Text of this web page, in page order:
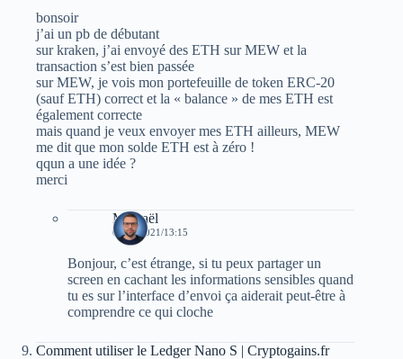
bonsoir
j’ai un pb de débutant
sur kraken, j’ai envoyé des ETH sur MEW et la
transaction s’est bien passée
sur MEW, je vois mon portefeuille de token ERC-20
(sauf ETH) correct et la « balance » de mes ETH est
également correcte
mais quand je veux envoyer mes ETH ailleurs, MEW
me dit que mon solde ETH est à zéro !
qqun a une idée ?
merci
Michaël
03/06/2021/13:15
Bonjour, c’est étrange, si tu peux partager un
screen en cachant les informations sensibles quand
tu es sur l’interface d’envoi ça aiderait peut-être à
comprendre ce qui cloche
Comment utiliser le Ledger Nano S | Cryptogains.fr